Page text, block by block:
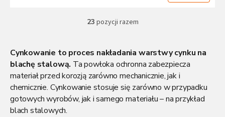
K
t
r
o
l
k
i
23 pozycji razem
Cynkowanie to proces nakładania warstwy cynku na
blachę stalową. Ta powłoka ochronna zabezpiecza
materiał przed korozją zarówno mechanicznie, jak i
chemicznie. Cynkowanie stosuje się zarówno w przypadku
gotowych wyrobów, jak i samego materiału – na przykład
blach stalowych.